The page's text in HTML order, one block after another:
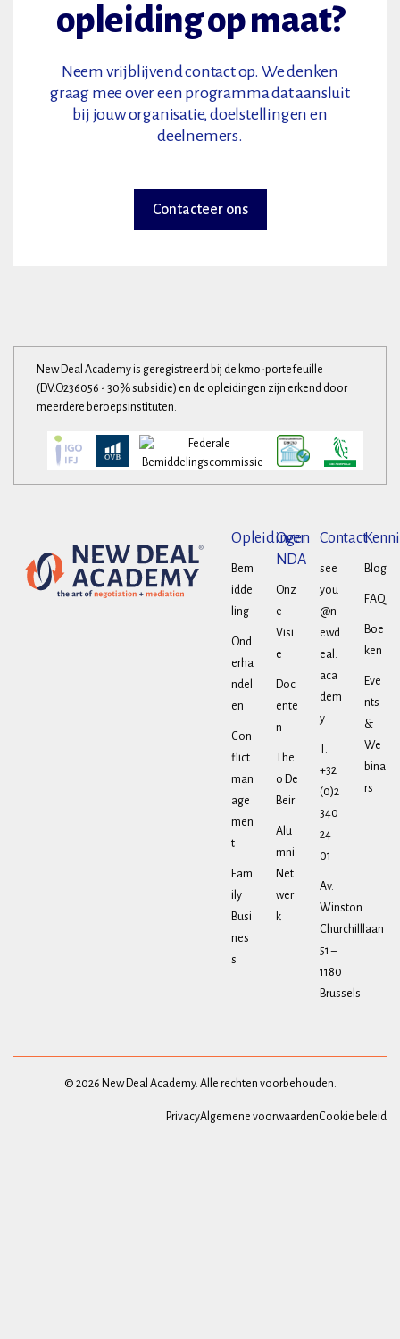
opleiding op maat?
Neem vrijblijvend contact op. We denken
graag mee over een programma dat aansluit
bij jouw organisatie, doelstellingen en
deelnemers.
Contacteer ons
New Deal Academy is geregistreerd bij de kmo-portefeuille
(DV.O236056 - 30% subsidie) en de opleidingen zijn erkend door
meerdere beroepsinstituten.
Opleidingen
Bem
idde
ling
Ond
erha
ndel
en
Con
flict
man
age
men
t
Fam
ily
Busi
nes
s
Over
NDA
Onz
e
Visi
e
Doc
ente
n
The
o De
Beir
Alu
mni
Net
wer
k
Contact
see
you
@n
ewd
eal.
aca
dem
y
T.
+32
(0)2
340
24
01
Av.
Winston
Churchilllaan
51 –
1180
Brussels
Blog
FAQ
Boe
ken
Eve
nts
&
We
bina
rs
© 2026 New Deal Academy. Alle rechten voorbehouden.
PrivacyAlgemene voorwaardenCookie beleid